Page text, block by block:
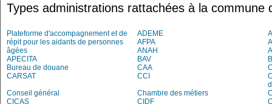
Types administrations rattachées à la commune
Plateforme d'accompagnement et de
répit pour les aidants de personnes
âgées
ADEME
AFPA
ANAH
APECITA
BAV
Bureau de douane
CAA
CARSAT
CCI
Conseil général
Chambre des métiers
CICAS
CIDF